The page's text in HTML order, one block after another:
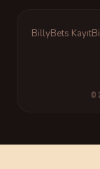
BillyBets Kayıt
©